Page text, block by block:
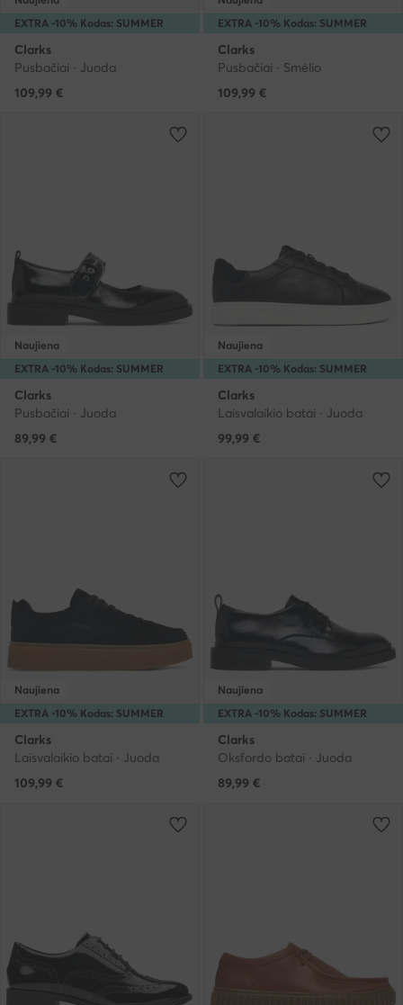
EXTRA -10% Kodas: SUMMER
Clarks
Pusbačiai · Juoda
109,99 €
EXTRA -10% Kodas: SUMMER
Clarks
Pusbačiai · Smėlio
109,99 €
EXTRA -10% Kodas: SUMMER
Naujiena
Clarks
Pusbačiai · Juoda
89,99 €
EXTRA -10% Kodas: SUMMER
Naujiena
Clarks
Laisvalaikio batai · Juoda
99,99 €
EXTRA -10% Kodas: SUMMER
Naujiena
Clarks
Laisvalaikio batai · Juoda
109,99 €
EXTRA -10% Kodas: SUMMER
Naujiena
Clarks
Oksfordo batai · Juoda
89,99 €